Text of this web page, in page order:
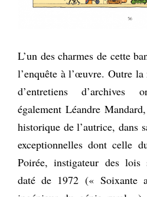
L’un des charmes de cette
l’enquête à l’œuvre. Outre
d’entretiens d’archives
également Léandre
historique de l’autrice, dans
exceptionnelles dont celle
Poirée, instigateur des lois
daté de 1972 (« Soixante